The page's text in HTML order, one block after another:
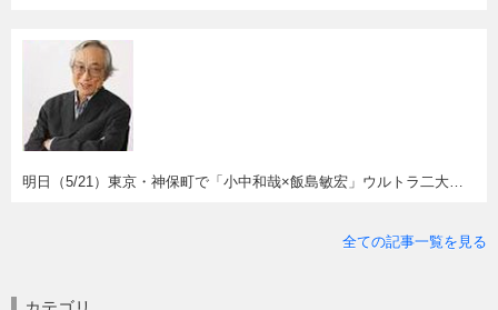
明日（5/21）東京・神保町で「小中和哉×飯島敏宏」ウルトラ二大監督対談イベント！
全ての記事一覧を見る